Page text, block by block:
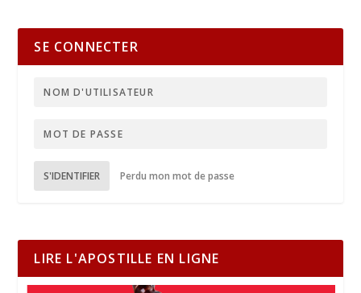
SE CONNECTER
S'IDENTIFIER Perdu mon mot de passe
LIRE L'APOSTILLE EN LIGNE